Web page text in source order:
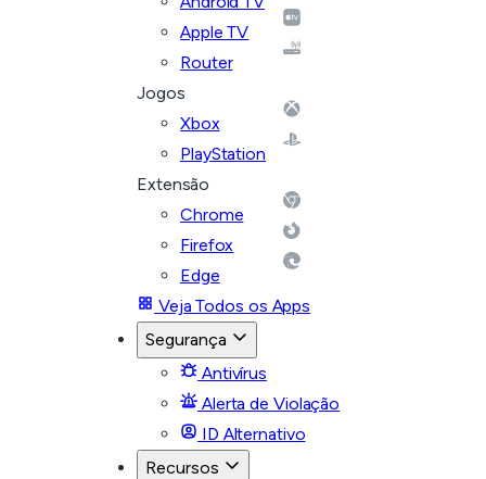
Apple TV
Router
Jogos
Xbox
PlayStation
Extensão
Chrome
Firefox
Edge
Veja Todos os Apps
Segurança
Antivírus
Alerta de Violação
ID Alternativo
Recursos